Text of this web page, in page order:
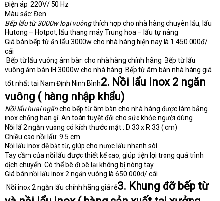
Điện áp: 220V/ 50 Hz
Màu sắc: Đen
Bếp lẩu từ 3000w loại vuôngthích hợp cho nhà hàng chuyên lẩu, lẩu
Hutong – Hotpot, lẩu thang máy Trung hoa – lẩu tự nâng
Giá bán bếp từ ăn lẩu 3000w cho nhà hàng hiện nay là 1.450.000đ/
cái
Bếp từ lẩu vuông âm bàn cho nhà hàng chính hãng Bếp từ lẩu
vuông âm bàn IH 3000w cho nhà hàng Bếp từ âm bàn nhà hàng giá
tốt nhất tại Nam Định Ninh Bình2. Nồi lẩu inox 2 ngăn
vuông ( hàng nhập khẩu)
Nồi lẩu huai ngăncho bếp từ âm bàn cho nhà hàng được làm bằng
inox chống han gỉ. An toàn tuyệt đối cho sức khỏe người dùng
Nồi lẩ 2 ngăn vuông có kích thước mặt : D 33 x R 33 ( cm)
Chiều cao nồi lẩu: 9.5 cm
Nồi lẩu inox dễ bắt từ, giúp cho nước lẩu nhanh sôi.
Tay cầm của nồi lẩu được thiết kế cao, giúp tiện lợi trong quá trình
dịch chuyển. Có thể bê đi bê lại không bị nóng tay
Giá bán nồi lẩu inox 2 ngăn vuông là 650.000đ/ cái
Nồi inox 2 ngăn lẩu chính hãng giá rẻ3. Khung đỡ bếp từ